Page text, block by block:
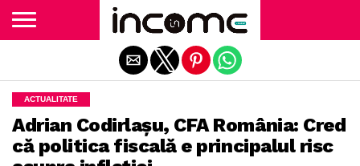
ACTUALITATE
Adrian Codirlaşu, CFA România: Cred
că politica fiscală e principalul risc
Exit mobile version